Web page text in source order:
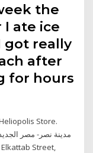
the
ate ice
got really
after
for hours